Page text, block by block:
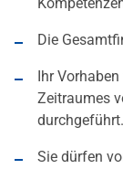
Die
Ihr
Zeitraumes
durchgeführt.
Sie dürfen